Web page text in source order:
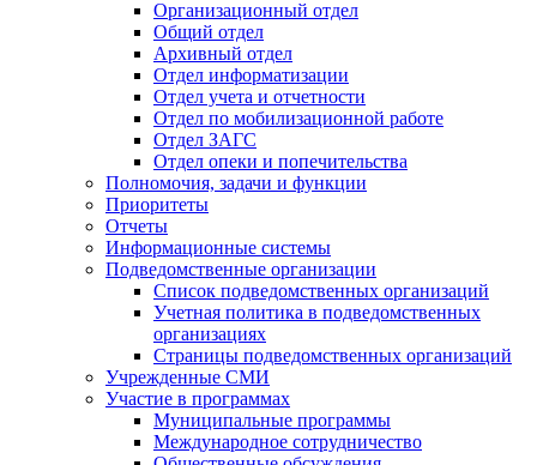
Организационный отдел
Общий отдел
Архивный отдел
Отдел информатизации
Отдел учета и отчетности
Отдел по мобилизационной работе
Отдел ЗАГС
Отдел опеки и попечительства
Полномочия, задачи и функции
Приоритеты
Отчеты
Информационные системы
Подведомственные организации
Список подведомственных организаций
Учетная политика в подведомственных
организациях
Страницы подведомственных организаций
Учрежденные СМИ
Участие в программах
Муниципальные программы
Международное сотрудничество